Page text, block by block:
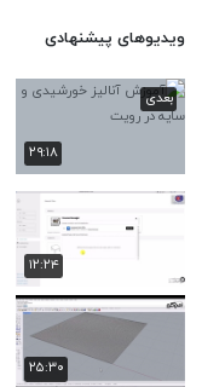
ویدیوهای پیشنهادی
۲۹:۱۸
بعدی
۱۲:۲۴
۲۵:۳۰